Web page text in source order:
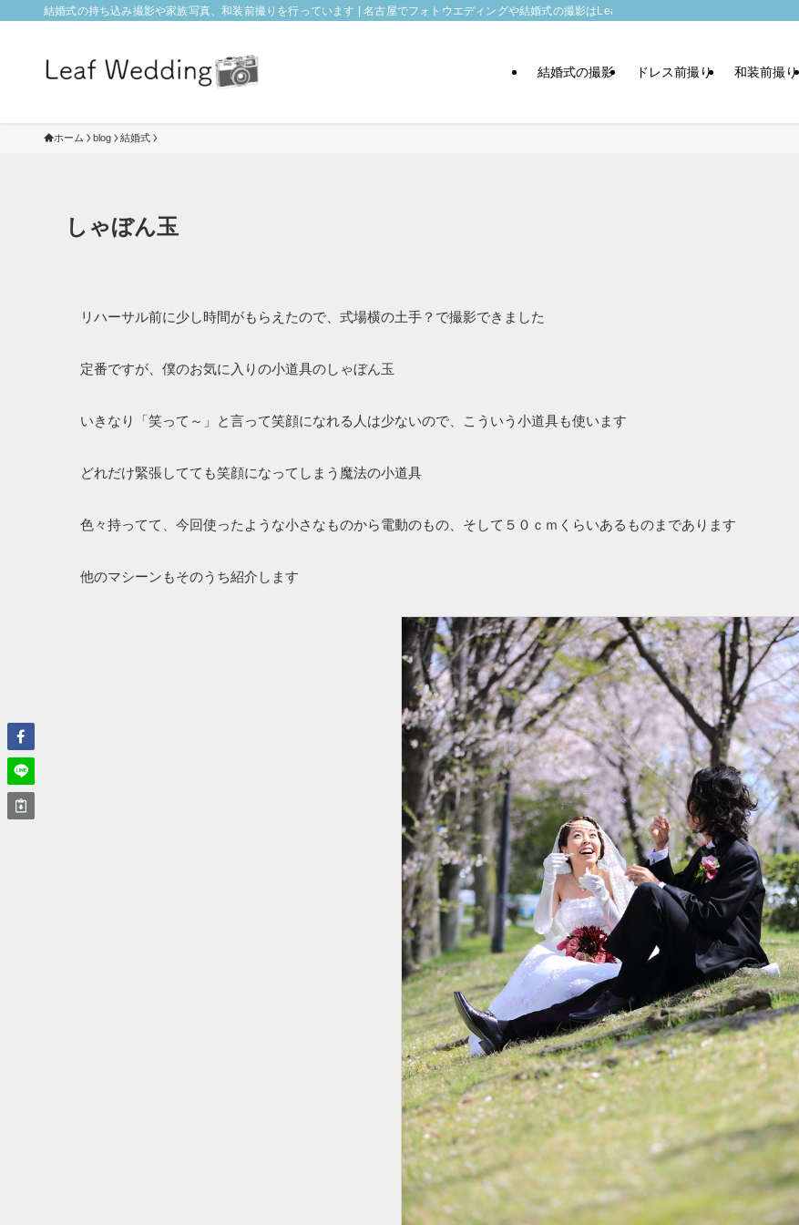
結婚式の持ち込み撮影や家族写真、和装前撮りを行っています | 名古屋でフォトウエディングや結婚式の撮影はLeaf wedding
結婚式の撮影 ドレス前撮り 和装前撮り
ホーム blog 結婚式
しゃぼん玉
リハーサル前に少し時間がもらえたので、式場横の土手？で撮影できました
定番ですが、僕のお気に入りの小道具のしゃぼん玉
いきなり「笑って～」と言って笑顔になれる人は少ないので、こういう小道具も使います
どれだけ緊張してても笑顔になってしまう魔法の小道具
色々持ってて、今回使ったような小さなものから電動のもの、そして５０ｃｍくらいあるものまであります
他のマシーンもそのうち紹介します